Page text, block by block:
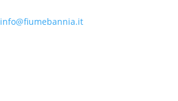
info@fiumebannia.it